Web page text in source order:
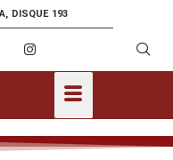
DISQUE 193